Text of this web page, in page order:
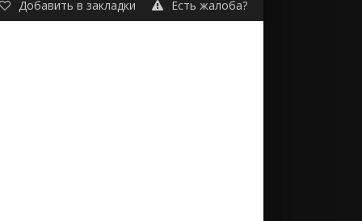
Добавить в закладки Есть жалоба?